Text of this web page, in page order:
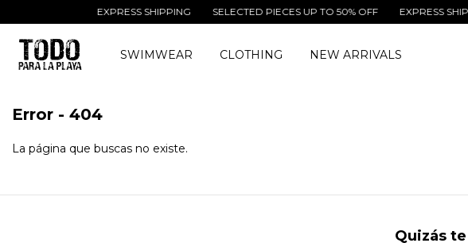
EXPRESS SHIPPING SELECTED PIECES UP TO 50% OFF EXPRESS
SWIMWEAR CLOTHING NEW ARRIVALS
Error - 404
La página que buscas no existe.
Quizás